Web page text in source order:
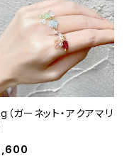
（ガーネット・アクアマリ